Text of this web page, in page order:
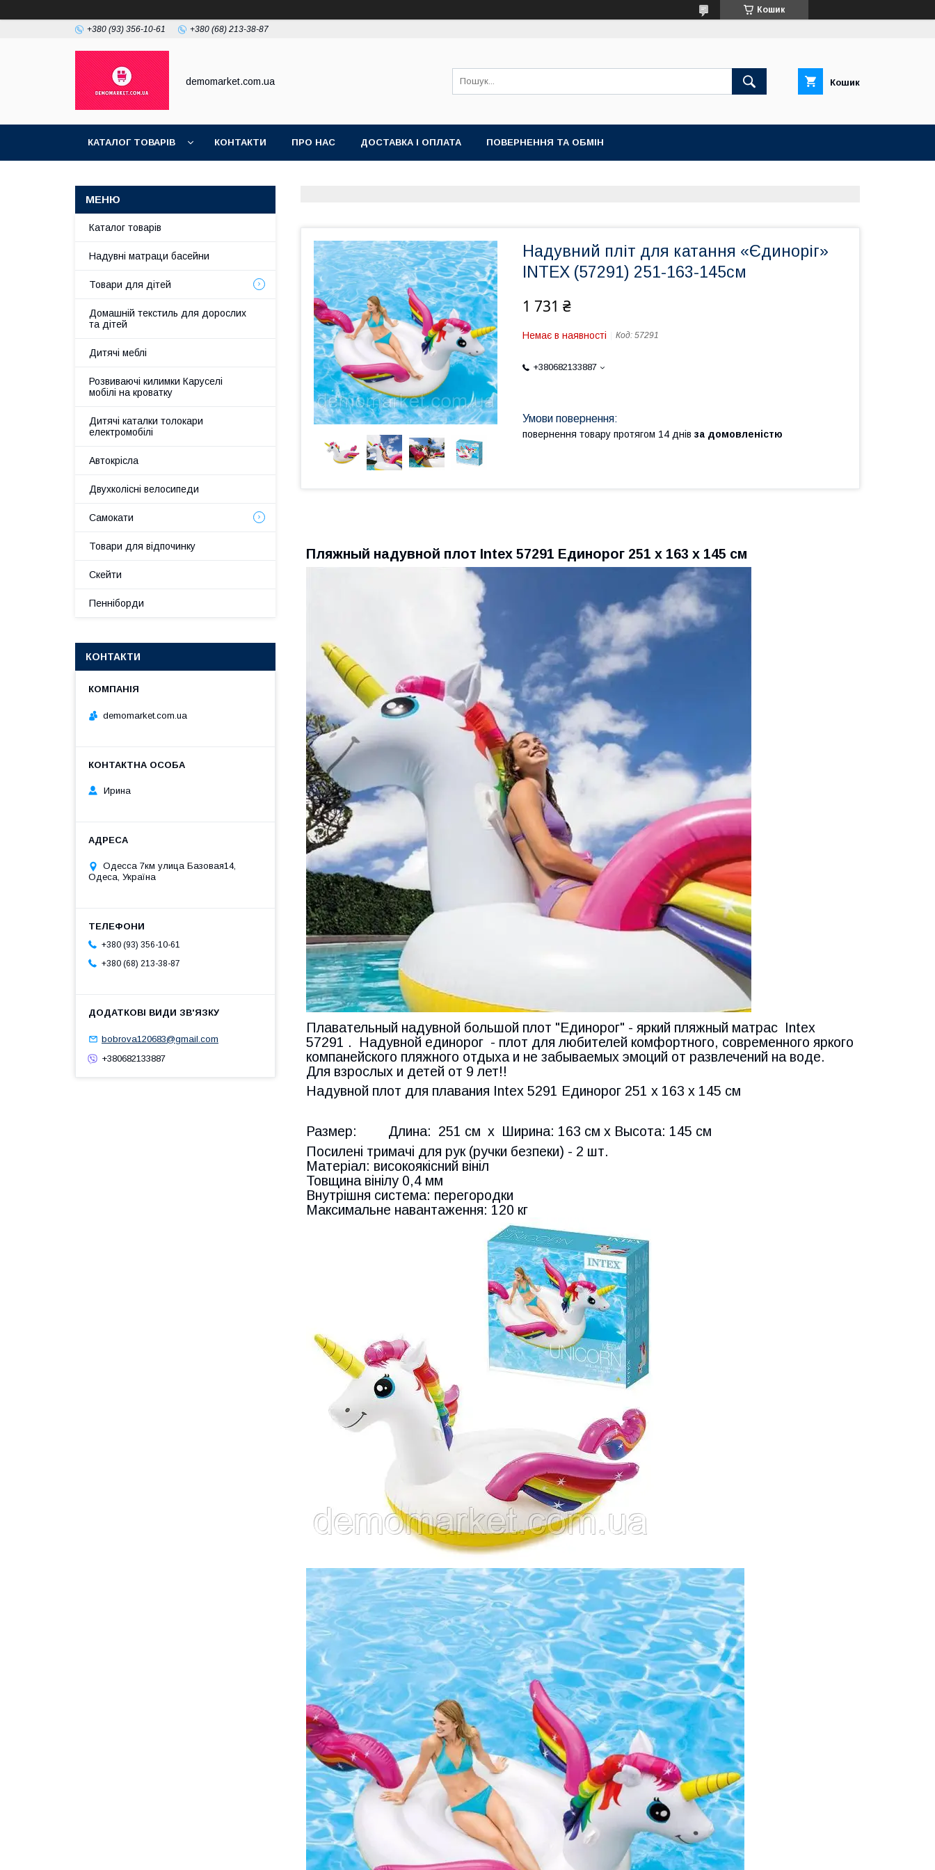
Кошик
+380 (93) 356-10-61 +380 (68) 213-38-87
demomarket.com.ua Кошик
КАТАЛОГ ТОВАРІВ КОНТАКТИ ПРО НАС ДОСТАВКА І ОПЛАТА ПОВЕРНЕННЯ ТА ОБМІН
Надувний пліт для катання «Єдиноріг»
INTEX (57291) 251-163-145см
1 731 ₴
Немає в наявності Код: 57291
+380682133887
повернення товару протягом 14 днів за домовленістю
Пляжный надувной плот Intex 57291 Единорог 251 х 163 х 145 см
Плавательный надувной большой плот "Единорог" - яркий пляжный матрас Intex
57291 . Надувной единорог - плот для любителей комфортного, современного яркого
компанейского пляжного отдыха и не забываемых эмоций от развлечений на воде.
Для взрослых и детей от 9 лет!!
Надувной плот для плавания Intex 5291 Единорог 251 х 163 х 145 см
Размер: Длина: 251 см х Ширина: 163 см х Высота: 145 см
Посилені тримачі для рук (ручки безпеки) - 2 шт.
Матеріал: високоякісний вініл
Товщина вінілу 0,4 мм
Внутрішня система: перегородки
Максимальне навантаження: 120 кг
Каталог товарів
Надувні матраци басейни
Товари для дітей
Домашній текстиль для дорослих
та дітей
Дитячі меблі
Розвиваючі килимки Каруселі
мобілі на кроватку
Дитячі каталки толокари
електромобілі
Автокрісла
Двухколісні велосипеди
Самокати
Товари для відпочинку
Скейти
Пенніборди
КОНТАКТИ
demomarket.com.ua
Ирина
Одесса 7км улица Базовая14,
Одеса, Україна
+380 (93) 356-10-61
+380 (68) 213-38-87
bobrova120683@gmail.com
+380682133887